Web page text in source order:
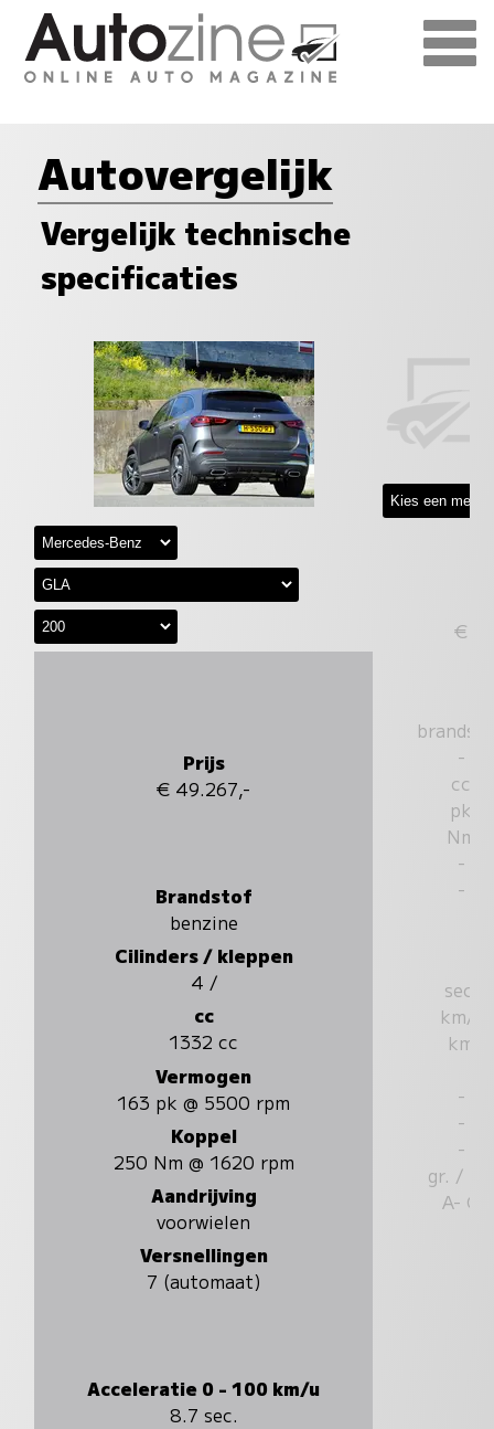
Autovergelijk
Vergelijk technische
specificaties
Prijs
€ 49.267,-
Brandstof
benzine
Cilinders / kleppen
4 /
cc
1332 cc
Vermogen
163 pk @ 5500 rpm
Koppel
250 Nm @ 1620 rpm
Aandrijving
voorwielen
Versnellingen
7 (automaat)
Acceleratie 0 - 100 km/u
8.7 sec.
€
-
cc
pk
Nm
-
-
sec.
km/u
km
-
-
-
gr. / km
A- G